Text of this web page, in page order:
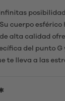
cuerpo esférico
alta calidad
del punto G
te lleva a las